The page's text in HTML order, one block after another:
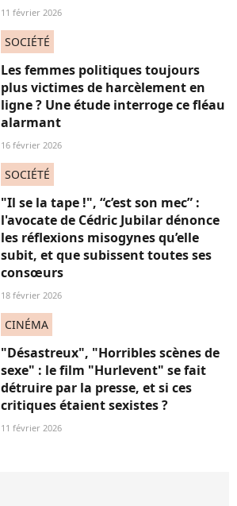
11 février 2026
SOCIÉTÉ
Les femmes politiques toujours
plus victimes de harcèlement en
ligne ? Une étude interroge ce fléau
alarmant
16 février 2026
SOCIÉTÉ
"Il se la tape !", “c’est son mec” :
l'avocate de Cédric Jubilar dénonce
les réflexions misogynes qu’elle
subit, et que subissent toutes ses
consœurs
18 février 2026
CINÉMA
"Désastreux", "Horribles scènes de
sexe" : le film "Hurlevent" se fait
détruire par la presse, et si ces
critiques étaient sexistes ?
11 février 2026